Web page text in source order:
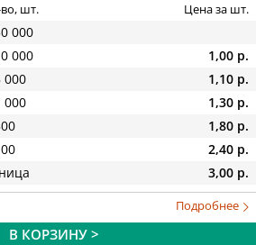
шт. Цена за шт.
000
000
1,00 р.
000
1,10 р.
000
1,30 р.
1,80 р.
2,40 р.
3,00 р.
Подробнее
В КОРЗИНУ >